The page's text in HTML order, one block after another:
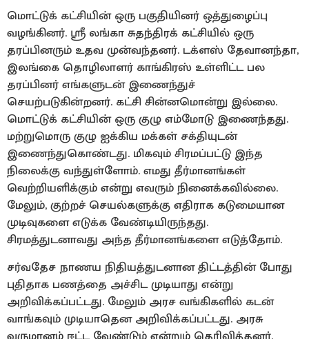
மொட்டுக் கட்சியின் ஒரு பகுதியினர் ஒத்துழைப்பு
வழங்கினர். ஸ்ரீ லங்கா சுதந்திரக் கட்சியில் ஒரு
தரப்பினரும் உதவ முன்வந்தனர். டக்ளஸ் தேவானந்தா,
இலங்கை தொழிலாளர் காங்கிரஸ் உள்ளிட்ட பல
தரப்பினர் எங்களுடன் இணைந்துச்
செயற்படுகின்றனர். கட்சி சின்னமொன்று இல்லை.
மொட்டுக் கட்சியின் ஒரு குழு எம்மோடு இணைந்தது.
மற்றுமொரு குழு ஐக்கிய மக்கள் சக்தியுடன்
இணைந்துகொண்டது. மிகவும் சிரமப்பட்டு இந்த
நிலைக்கு வந்துள்ளோம். எமது தீர்மானங்கள்
வெற்றியளிக்கும் என்று எவரும் நினைக்கவில்லை.
மேலும், குற்றச் செயல்களுக்கு எதிராக கடுமையான
முடிவுகளை எடுக்க வேண்டியிருந்தது.
சிரமத்துடனாவது அந்த தீர்மானங்களை எடுத்தோம்.
சர்வதேச நாணய நிதியத்துடனான திட்டத்தின் போது
புதிதாக பணத்தை அச்சிட முடியாது என்று
அறிவிக்கப்பட்டது. மேலும் அரச வங்கிகளில் கடன்
வாங்கவும் முடியாதென அறிவிக்கப்பட்டது. அரசு